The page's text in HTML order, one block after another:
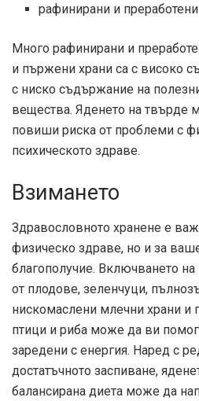
рафинирани и
Много рафинирани и
и пържени храни са с високо
с ниско съдържание на
вещества. Яденето на твърде
повиши риска от проблеми с
психическото здраве.
Взимането
Здравословното хранене е
физическо здраве, но и за
благополучие. Включването
от плодове, зеленчуци,
нискомаслени млечни храни
птици и риба може да ви
заредени с енергия. Наред с
достатъчното заспиване,
балансирана диета може да